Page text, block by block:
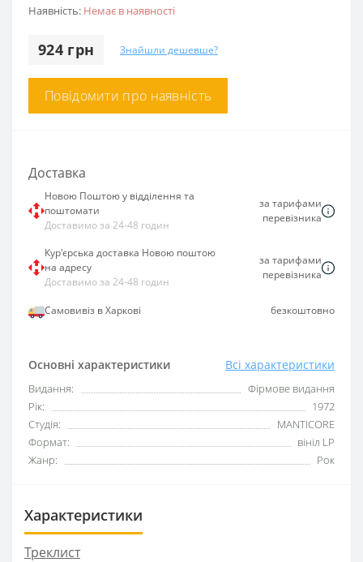
Наявність: Немає в наявності
924 грн Знайшли дешевше?
Повідомити про наявність
Основні характеристики Всі характеристики
Видання:
Фірмове видання
Рік:
1972
Студія:
MANTICORE
Формат:
вініл LP
Жанр:
Рок
Доставка
Новою Поштою у відділення та
поштомати
Доставимо за 24-48 годин
за тарифами
перевізника
Кур'єрська доставка Новою поштою
на адресу
Доставимо за 24-48 годин
за тарифами
перевізника
Самовивіз в Харкові безкоштовно
Характеристики
Треклист